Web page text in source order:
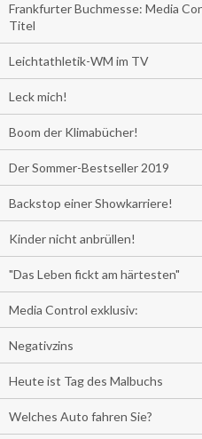
Frankfurter Buchmesse: Media
Titel
Leichtathletik-WM im TV
Leck mich!
Boom der Klimabücher!
Der Sommer-Bestseller 2019
Backstop einer Showkarriere!
Kinder nicht anbrüllen!
"Das Leben fickt am härtesten"
Media Control exklusiv:
Negativzins
Heute ist Tag des Malbuchs
Welches Auto fahren Sie?